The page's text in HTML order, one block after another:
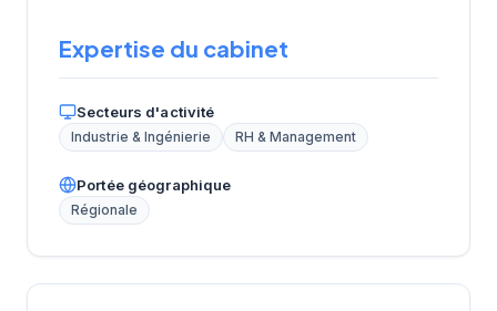
Expertise du cabinet
Secteurs d'activité
Industrie & Ingénierie RH & Management
Portée géographique
Régionale